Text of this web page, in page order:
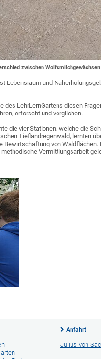
zwischen
Lebensraum und
des LehrLernGartens diesen
erforscht und verglichen.
die vier Stationen, welche die
Tieflandregenwald, lernten
von Waldflächen.
Vermittlungsarbeit
Anfahrt
Julius-von-